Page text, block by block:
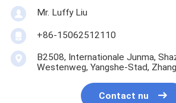
Mr. Luffy Liu
+86-15062512110
B2508, Internationale Junma,
Westenweg, Yangshe-Stad,
Contact nu